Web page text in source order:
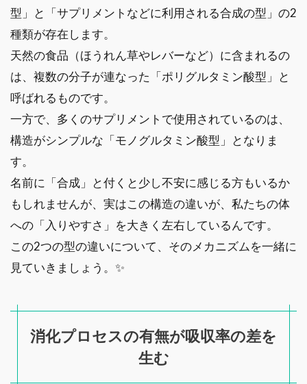
型」と「サプリメントなどに利用される合成の型」の2
種類が存在します。
天然の食品（ほうれん草やレバーなど）に含まれるの
は、複数の分子が連なった「ポリグルタミン酸型」と
呼ばれるものです。
一方で、多くのサプリメントで使用されているのは、
構造がシンプルな「モノグルタミン酸型」となりま
す。
名前に「合成」と付くと少し不安に感じる方もいるか
もしれませんが、実はこの構造の違いが、私たちの体
への「入りやすさ」を大きく左右しているんです。
この2つの型の違いについて、そのメカニズムを一緒に
見ていきましょう。✨
消化プロセスの有無が吸収率の差を
生む